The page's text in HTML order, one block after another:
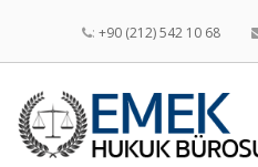
: +90 (212) 542 10 68